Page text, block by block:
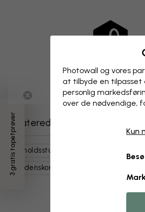
Relaterede kategorier
Opholdsstue
Verdenskort
3 gratis tapetprøver
Photowall og vores
at tilbyde en tilpasset
personlig
over de nødvendige,
Kun